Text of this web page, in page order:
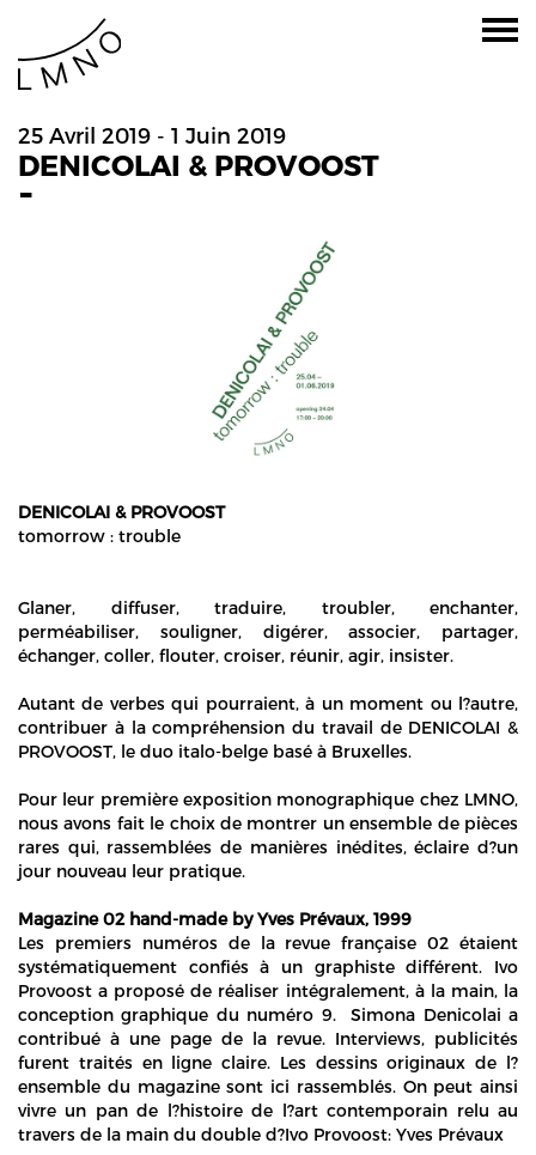
25 Avril 2019 - 1 Juin 2019
DENICOLAI & PROVOOST
-
DENICOLAI & PROVOOST
tomorrow : trouble
Glaner, diffuser, traduire, troubler, enchanter,
perméabiliser, souligner, digérer, associer, partager,
échanger, coller, flouter, croiser, réunir, agir, insister.
Autant de verbes qui pourraient, à un moment ou l?autre,
contribuer à la compréhension du travail de DENICOLAI &
PROVOOST, le duo italo-belge basé à Bruxelles.
Pour leur première exposition monographique chez LMNO,
nous avons fait le choix de montrer un ensemble de pièces
rares qui, rassemblées de manières inédites, éclaire d?un
jour nouveau leur pratique.
Magazine 02 hand-made by Yves Prévaux, 1999
Les premiers numéros de la revue française 02 étaient
systématiquement confiés à un graphiste différent. Ivo
Provoost a proposé de réaliser intégralement, à la main, la
conception graphique du numéro 9. Simona Denicolai a
contribué à une page de la revue. Interviews, publicités
furent traités en ligne claire. Les dessins originaux de l?
ensemble du magazine sont ici rassemblés. On peut ainsi
vivre un pan de l?histoire de l?art contemporain relu au
travers de la main du double d?Ivo Provoost: Yves Prévaux